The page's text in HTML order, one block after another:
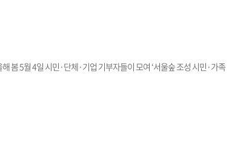
봄 5월 4일 시민·단체·기업 기부자들이 모여 ‘서울숲 조성 시민·가족